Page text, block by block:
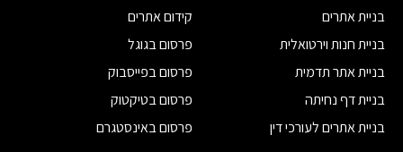
הצהרת נגישות
בניית אתרים
בניית חנות וירטואלית
בניית אתר תדמית
בניית דף נחיתה
בניית אתרים לעורכי דין
קידום אתרים
פרסום בגוגל
פרסום בפייסבוק
פרסום בטיקטוק
פרסום באינסטגרם